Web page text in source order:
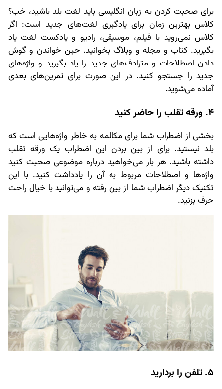
برای صحبت کردن به زبان انگلیسی باید لغت بلد باشید، خب؟
کلاس بهترین زمان برای یادگیری لغت‌های جدید است: اگر
کلاس نمی‌روید با فیلم، موسیقی، رادیو و پادکست لغت یاد
بگیرید. کتاب و مجله و وبلاگ بخوانید. حین خواندن و گوش
دادن اصطلاحات و مترادف‌های جدید را یاد بگیرید و واژه‌های
جدید را جستجو کنید. در این صورت برای تمرین‌های بعدی
آماده می‌شوید.
4. ورقه تقلب را حاضر کنید
بخشی از اضطراب شما برای مکالمه به خاطر واژه‌هایی است که
بلد نیستید. برای از بین بردن این اضطراب یک ورقه تقلب
داشته باشید. هر بار می‌خواهید درباره موضوعی صحبت کنید
واژه‌ها و اصطلاحات مربوط به آن را یادداشت کنید. با این
تکنیک دیگر اضطراب شما از بین رفته و می‌توانید با خیال راحت
حرف بزنید.
5. تلفن را بردارید